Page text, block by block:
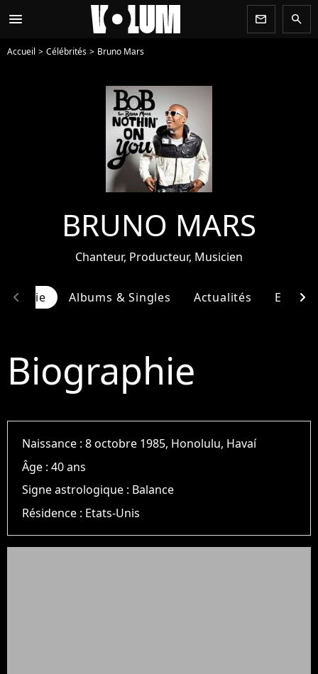
menu newsletter search
Accueil Célébrités Bruno Mars
BRUNO MARS
Chanteur, Producteur, Musicien
Albums & Singles Actualités
chevron_left chevron_right
Biographie
Naissance :8 octobre 1985, Honolulu, Havaí
Âge :40 ans
Signe astrologique : Balance
Résidence : Etats-Unis